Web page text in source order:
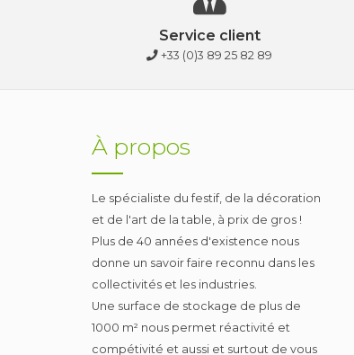
Service client
+33 (0)3 89 25 82 89
À propos
Le spécialiste du festif, de la décoration
et de l'art de la table, à prix de gros !
Plus de 40 années d'existence nous
donne un savoir faire reconnu dans les
collectivités et les industries.
Une surface de stockage de plus de
1000 m² nous permet réactivité et
compétivité et aussi et surtout de vous